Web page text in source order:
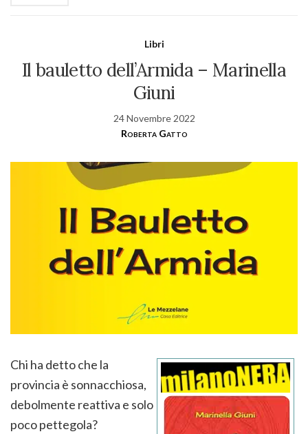
Libri
Il bauletto dell’Armida – Marinella
Giuni
24 Novembre 2022
Roberta Gatto
Chi ha detto che la
provincia è sonnacchiosa,
debolmente reattiva e solo
poco pettegola?